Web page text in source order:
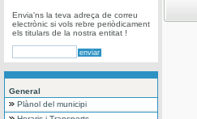
Envia'ns la teva adreça de correu
electrònic si vols rebre periòdicament
els titulars de la nostra entitat !
General
Plànol del municipi